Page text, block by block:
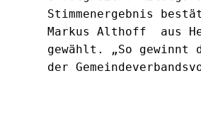
Stimmenergebnis
Markus Althoff  aus
gewählt. „So gewinnt
der